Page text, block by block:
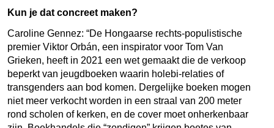
Kun je dat concreet maken?
Caroline Gennez: “De Hongaarse rechts-populistische
premier Viktor Orbán, een inspirator voor Tom Van
Grieken, heeft in 2021 een wet gemaakt die de verkoop
beperkt van jeugdboeken waarin holebi-relaties of
transgenders aan bod komen. Dergelijke boeken mogen
niet meer verkocht worden in een straal van 200 meter
rond scholen of kerken, en de cover moet onherkenbaar